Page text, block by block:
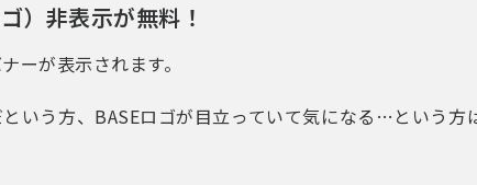
）非表示が無料！
ーが表示されます。
という方、BASEロゴが目立っていて気になる…という方